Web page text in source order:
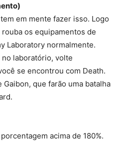
em mente fazer isso. Logo
os equipamentos de
Laboratory normalmente.
laboratório, volte
se encontrou com Death.
que farão uma batalha
acima de 180%.